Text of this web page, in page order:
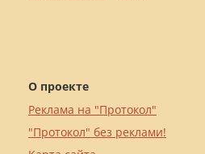
О проекте
Реклама на "Протокол"
"Протокол" без реклами!